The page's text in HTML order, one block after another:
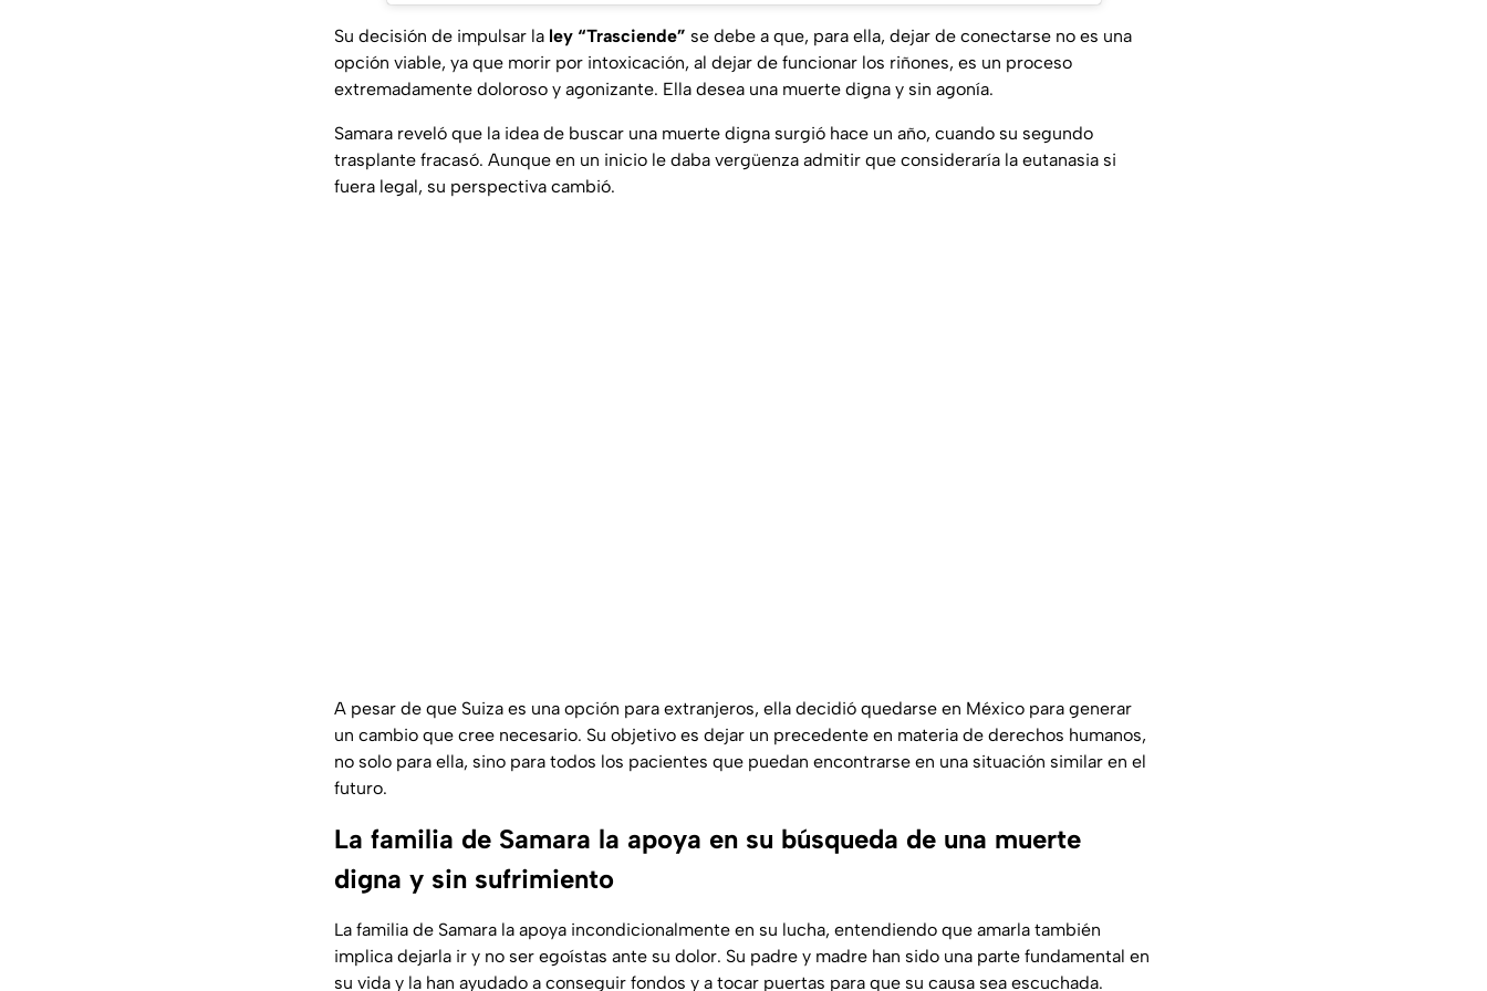
Su decisión de impulsar la ley “Trasciende” se debe a que, para ella, dejar de conectarse no es una
opción viable, ya que morir por intoxicación, al dejar de funcionar los riñones, es un proceso
extremadamente doloroso y agonizante. Ella desea una muerte digna y sin agonía.
Samara reveló que la idea de buscar una muerte digna surgió hace un año, cuando su segundo
trasplante fracasó. Aunque en un inicio le daba vergüenza admitir que consideraría la eutanasia si
fuera legal, su perspectiva cambió.
A pesar de que Suiza es una opción para extranjeros, ella decidió quedarse en México para generar
un cambio que cree necesario. Su objetivo es dejar un precedente en materia de derechos humanos,
no solo para ella, sino para todos los pacientes que puedan encontrarse en una situación similar en el
futuro.
La familia de Samara la apoya en su búsqueda de una muerte
digna y sin sufrimiento
La familia de Samara la apoya incondicionalmente en su lucha, entendiendo que amarla también
implica dejarla ir y no ser egoístas ante su dolor. Su padre y madre han sido una parte fundamental en
su vida y la han ayudado a conseguir fondos y a tocar puertas para que su causa sea escuchada.